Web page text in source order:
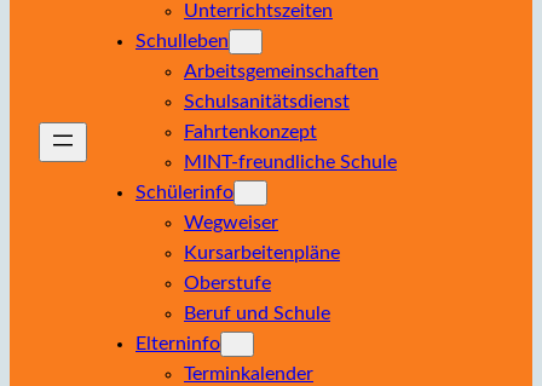
Unterrichtszeiten
Schulleben
Arbeitsgemeinschaften
Schulsanitätsdienst
Fahrtenkonzept
MINT-freundliche Schule
Schülerinfo
Wegweiser
Kursarbeitenpläne
Oberstufe
Beruf und Schule
Elterninfo
Terminkalender